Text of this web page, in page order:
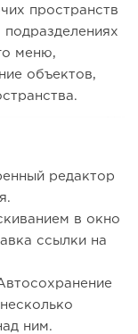
пространств
меню,
объектов,
редактор
в окно
ссылки на
ним.